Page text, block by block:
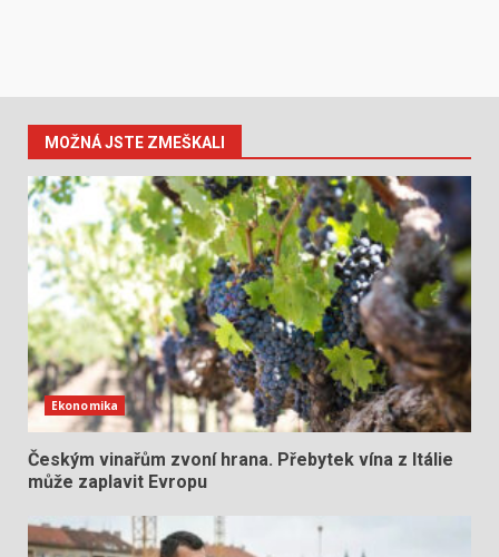
MOŽNÁ JSTE ZMEŠKALI
Ekonomika
Českým vinařům zvoní hrana. Přebytek vína z Itálie
může zaplavit Evropu